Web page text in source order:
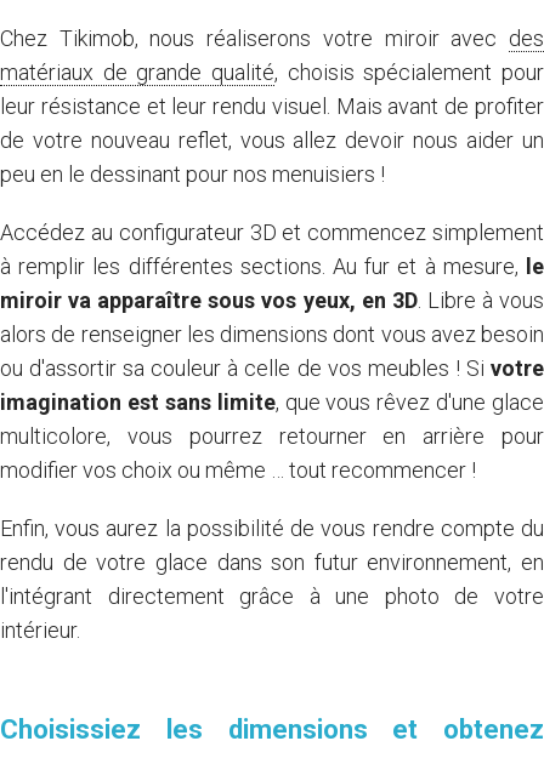
Chez Tikimob, nous réaliserons votre miroir avec des
matériaux de grande qualité, choisis spécialement pour
leur résistance et leur rendu visuel. Mais avant de profiter
de votre nouveau reflet, vous allez devoir nous aider un
peu en le dessinant pour nos menuisiers !
Accédez au configurateur 3D et commencez simplement
à remplir les différentes sections. Au fur et à mesure, le
miroir va apparaître sous vos yeux, en 3D. Libre à vous
alors de renseigner les dimensions dont vous avez besoin
ou d'assortir sa couleur à celle de vos meubles ! Si votre
imagination est sans limite, que vous rêvez d'une glace
multicolore, vous pourrez retourner en arrière pour
modifier vos choix ou même … tout recommencer !
Enfin, vous aurez la possibilité de vous rendre compte du
rendu de votre glace dans son futur environnement, en
l'intégrant directement grâce à une photo de votre
intérieur.
Choisissiez les dimensions et obtenez